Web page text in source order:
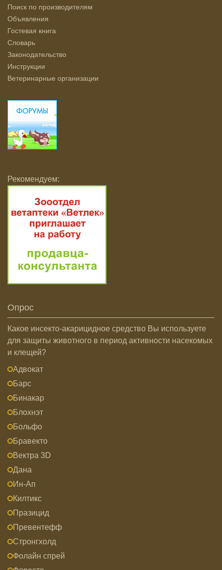
Поиск по производителям
Объявления
Гостевая книга
Словарь
Законодательство
Инструкции
Ветеринарные организации
Рекомендуем:
Опрос
Какое инсекто-акарицидное средство Вы используете
для защиты животного в период активности насекомых
и клещей?
Адвокат
Барс
Бинакар
Блохнэт
Больфо
Бравекто
Вектра 3D
Дана
Ин-Ап
Килтикс
Празицид
Превентефф
Стронгхолд
Фолайн спрей